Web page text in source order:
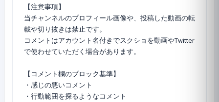
【注意事項】
当チャンネルのプロフィール画像や、投稿した動画の転
載や切り抜きは禁止です。
コメントはアカウント名付きでスクショを動画やTwitter
で使わせていただく場合があります。
【コメント欄のブロック基準】
・感じの悪いコメント
・行動範囲を探るようなコメント